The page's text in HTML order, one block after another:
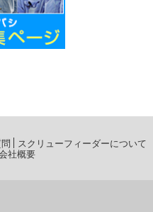
スクリューフィーダーについて
社概要